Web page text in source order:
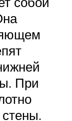
При